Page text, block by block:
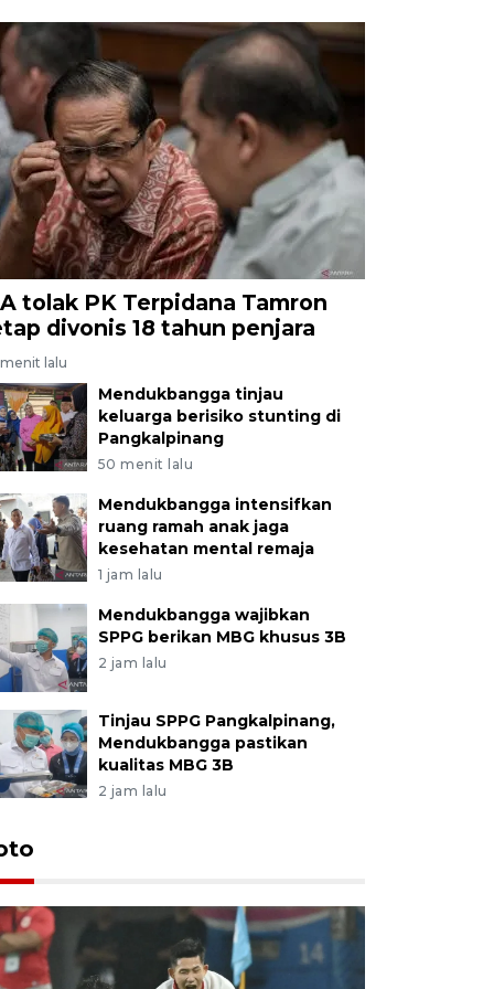
tolak PK Terpidana Tamron
divonis 18 tahun penjara
lalu
Mendukbangga tinjau
keluarga berisiko stunting di
Pangkalpinang
50 menit lalu
Mendukbangga intensifkan
ruang ramah anak jaga
kesehatan mental remaja
1 jam lalu
Mendukbangga wajibkan
SPPG berikan MBG khusus 3B
2 jam lalu
Tinjau SPPG Pangkalpinang,
Mendukbangga pastikan
kualitas MBG 3B
2 jam lalu